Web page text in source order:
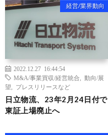
経営/業界動向
2022.12.27 16:44:54
M&A/事業買収/経営統合
動向/展
望
プレスリリースなど
日立物流、23年2月24日付で
東証上場廃止へ